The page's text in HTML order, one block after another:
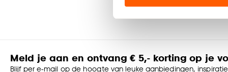
Klik op ‘Ja, alles
accepteren door op
Goed om te weten is dat
Meld je aan en ontvang € 5,- korting op je
Blijf per e-mail op de hoogte van leuke aanbiedingen,